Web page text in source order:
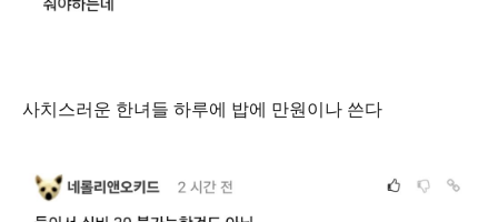
사치스러운 한녀들 하루에 밥에 만원이나 쓴다